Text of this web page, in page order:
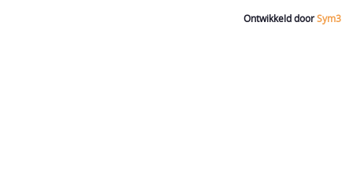
Ontwikkeld doorSym3